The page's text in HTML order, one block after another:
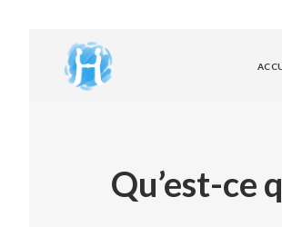
Qu’est-ce